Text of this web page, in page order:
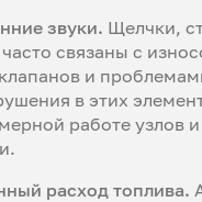
звуки. Щелчки,
связаны с
и
в этих
работе узлов
расход топлива.